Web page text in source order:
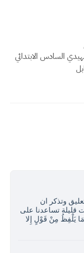
السادس الابتدائي
وتذكر ان
قليلة تساعدنا على
يَلْفِظُ مِنْ قَوْلٍ إِلا